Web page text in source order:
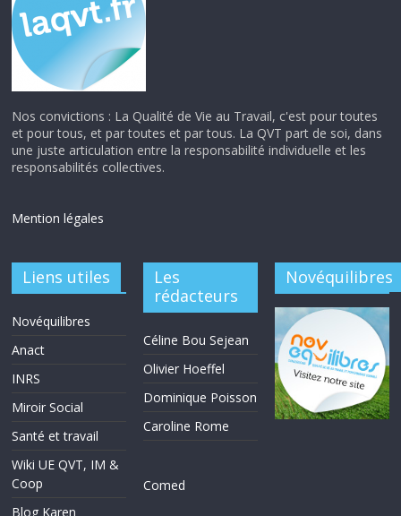
Nos convictions : La Qualité de Vie au Travail, c'est pour toutes
et pour tous, et par toutes et par tous. La QVT part de soi, dans
une juste articulation entre la responsabilité individuelle et les
responsabilités collectives.
Mention légales
Liens utiles
Novéquilibres
Anact
INRS
Miroir Social
Santé et travail
Wiki UE QVT, IM &
Coop
Blog Karen
Les
rédacteurs
Céline Bou Sejean
Olivier Hoeffel
Dominique Poisson
Caroline Rome
Comed
Novéquilibres